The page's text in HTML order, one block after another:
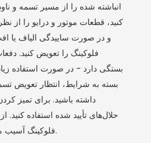
انباشته شده را از مسیر تسمه و
کنید، قطعات موتور و درایو را از
و در صورت ساییدگی الیاف یا
فلوکینگ را تعویض کنید.
بستگی دارد - در صورت استفاده
بسته به شرایط، انتظار تعویض
داشته باشید. برای تمیز
حلال‌های تأیید شده استفاده
فلوکینگ آسیب می‌رسانند، خودداری کنید.